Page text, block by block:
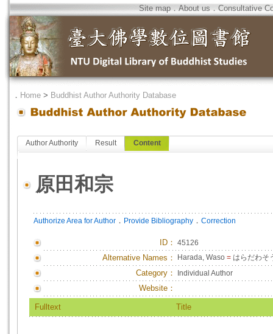
Site map．About us．Consultative
． Home > Buddhist Author Authority Database
Author Authority Result Content
原田和宗
Authorize Area for Author ． Provide Bibliography ． Correction
ID ： 45126
Alternative Names： Harada, Waso = はらだわそ
Category： Individual Author
Website：
Fulltext Title